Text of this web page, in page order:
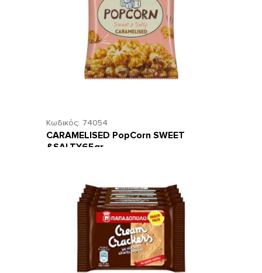
Κωδικός: 74054
CARAMELISED PopCorn SWEET
&SALTY65gr